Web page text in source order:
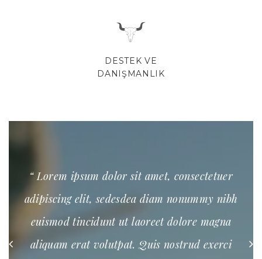
DESTEK VE
DANIŞMANLIK
“ Lorem ipsum dolor sit amet, consectetuer
adipiscing elit, sedesdea diam nonummy nibh
euismod tincidunt ut laoreet dolore magna
aliquam erat volutpat. Quis nostrud exerci